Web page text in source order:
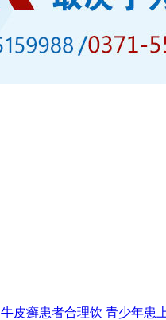
牛皮癣患者合理饮 青少年患